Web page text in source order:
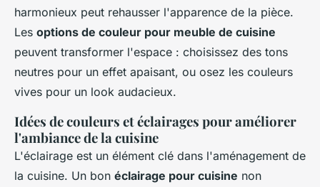
harmonieux peut rehausser l'apparence de la pièce.
Les options de couleur pour meuble de cuisine
peuvent transformer l'espace : choisissez des tons
neutres pour un effet apaisant, ou osez les couleurs
vives pour un look audacieux.
Idées de couleurs et éclairages pour améliorer
l'ambiance de la cuisine
L'éclairage est un élément clé dans l'aménagement de
la cuisine. Un bon éclairage pour cuisine non